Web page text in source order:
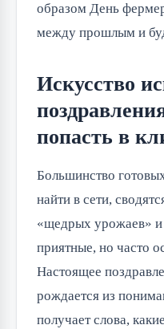
образом День
между прошлым и
Искусство
попасть в
Большинство
найти в сети,
«щедрых урожаев»
приятные, но часто
Настоящее
рождается из
получает слова,